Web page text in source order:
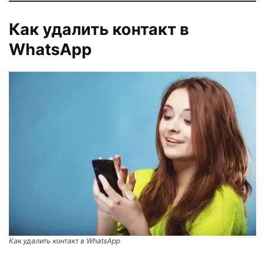
Как удалить контакт в
WhatsApp
Как удалить контакт в WhatsApp